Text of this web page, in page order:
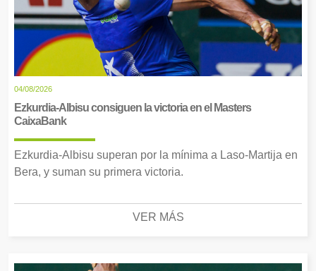
04/08/2026
Ezkurdia-Albisu consiguen la victoria en el Masters
CaixaBank
Ezkurdia-Albisu superan por la mínima a Laso-Martija en
Bera, y suman su primera victoria.
VER MÁS